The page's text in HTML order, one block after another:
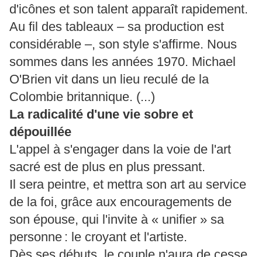
d'icônes et son talent apparaît rapidement.
Au fil des tableaux – sa production est
considérable –, son style s'affirme. Nous
sommes dans les années 1970. Michael
O'Brien vit dans un lieu reculé de la
Colombie britannique. (...)
La radicalité d'une vie sobre et
dépouillée
L'appel à s'engager dans la voie de l'art
sacré est de plus en plus pressant.
Il sera peintre, et mettra son art au service
de la foi, grâce aux encouragements de
son épouse, qui l'invite à « unifier » sa
personne : le croyant et l'artiste.